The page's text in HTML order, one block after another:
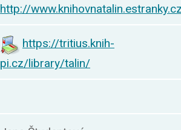
http://
https://tritius.knih-
pi.cz/library/talin/